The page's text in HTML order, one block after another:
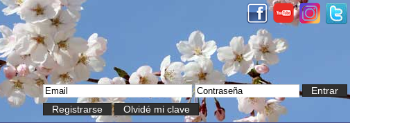
Entrar
Registrarse
Olvidé mi clave